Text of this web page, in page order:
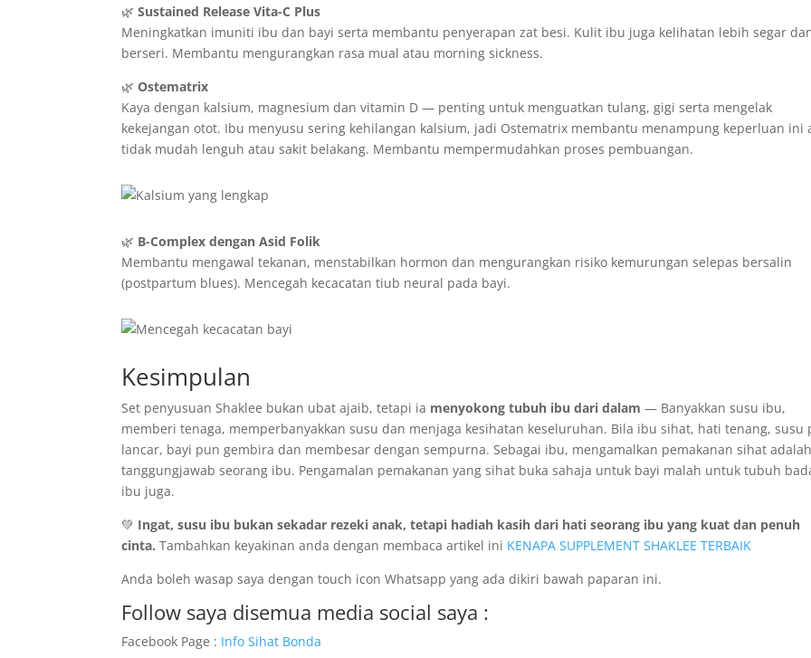
🌿Sustained Release Vita-C Plus
Meningkatkan imuniti ibu dan bayi serta membantu penyerapan zat besi. Kulit ibu juga kelihatan lebih segar
berseri. Membantu mengurangkan rasa mual atau morning sickness.
🌿Ostematrix
Kaya dengan kalsium, magnesium dan vitamin D — penting untuk menguatkan tulang, gigi serta mengelak
kekejangan otot. Ibu menyusu sering kehilangan kalsium, jadi Ostematrix membantu menampung keperluan ini
tidak mudah lenguh atau sakit belakang. Membantu mempermudahkan proses pembuangan.
🌿 B-Complex dengan Asid Folik
Membantu mengawal tekanan, menstabilkan hormon dan mengurangkan risiko kemurungan selepas bersalin
(postpartum blues). Mencegah kecacatan tiub neural pada bayi.
Kesimpulan
Set penyusuan Shaklee bukan ubat ajaib, tetapi ia menyokong tubuh ibu dari dalam — Banyakkan susu ibu,
memberi tenaga, memperbanyakkan susu dan menjaga kesihatan keseluruhan. Bila ibu sihat, hati tenang, susu
lancar, bayi pun gembira dan membesar dengan sempurna. Sebagai ibu, mengamalkan pemakanan sihat adalah
tanggungjawab seorang ibu. Pengamalan pemakanan yang sihat buka sahaja untuk bayi malah untuk tubuh
ibu juga.
💚 Ingat, susu ibu bukan sekadar rezeki anak, tetapi hadiah kasih dari hati seorang ibu yang kuat dan penuh
cinta. Tambahkan keyakinan anda dengan membaca artikel ini KENAPA SUPPLEMENT SHAKLEE TERBAIK
Anda boleh wasap saya dengan touch icon Whatsapp yang ada dikiri bawah paparan ini.
Follow saya disemua media social saya :
Facebook Page : Info Sihat Bonda